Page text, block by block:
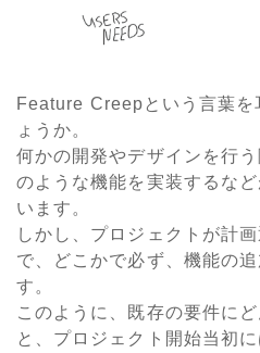
Feature Creepという言葉を
ょうか。
何かの開発やデザインを行
のような機能を実装するな
います。
しかし、プロジェクトが計
で、どこかで必ず、機能の
す。
このように、既存の要件に
と、プロジェクト開始当初